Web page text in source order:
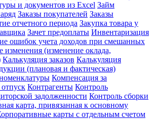
и документов из Excel Займ
Заказы покупателей Заказы
отчетного периода Закупка товара у
Зачет предоплаты Инвентаризация
ошибок учета доходов при смешанных
изменения (изменение оклада,
Калькуляция заказов Калькуляция
(плановая и фактическая)
Компенсация за
Контрагенты Контроль
задолженности Контроль сборки
карта, привязанная к основному
карты с отдельным счетом